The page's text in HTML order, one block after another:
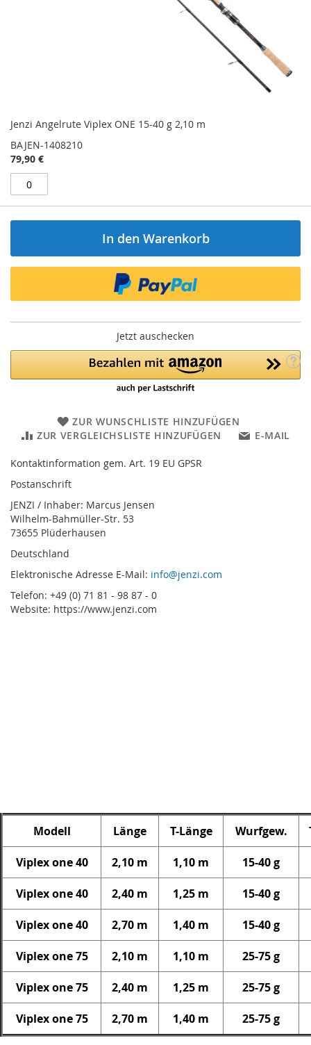
Jenzi Angelrute Viplex ONE 15-40 g 2,10 m
BAJEN-1408210
79,90 €
In den Warenkorb
Jetzt auschecken
ZUR WUNSCHLISTE HINZUFÜGEN
ZUR VERGLEICHSLISTE HINZUFÜGEN
E-MAIL
Kontaktinformation gem. Art. 19 EU GPSR
Postanschrift
JENZI / Inhaber: Marcus Jensen
Wilhelm-Bahmüller-Str. 53
73655 Plüderhausen
Deutschland
Elektronische Adresse E-Mail: info@jenzi.com
Telefon: +49 (0) 71 81 - 98 87 - 0
Website: https://www.jenzi.com
Modell Länge T-Länge Wurfgew.
Viplex one 40 2,10 m 1,10 m 15-40 g
Viplex one 40 2,40 m 1,25 m 15-40 g
Viplex one 40 2,70 m 1,40 m 15-40 g
Viplex one 75 2,10 m 1,10 m 25-75 g
Viplex one 75 2,40 m 1,25 m 25-75 g
Viplex one 75 2,70 m 1,40 m 25-75 g